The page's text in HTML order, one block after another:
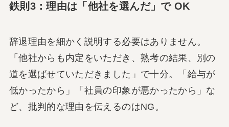
鉄則3：理由は「他社を選んだ」で OK
辞退理由を細かく説明する必要はありません。
「他社からも内定をいただき、熟考の結果、別の
道を選ばせていただきました」で十分。「給与が
低かったから」「社員の印象が悪かったから」な
ど、批判的な理由を伝えるのはNG。